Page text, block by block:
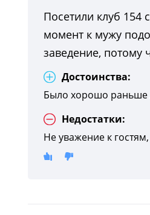
Посетили клуб 154
момент к мужу
заведение, потому
Достоинства:
Было хорошо раньше
Недостатки:
Не уважение к